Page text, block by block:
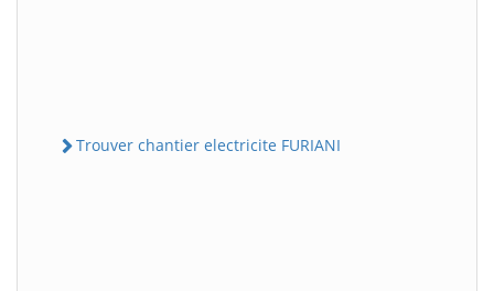
Trouver chantier electricite FURIANI